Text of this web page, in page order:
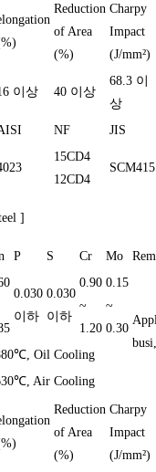
Reduction
of Area
(%)
Charpy
Impact
(J/mm²)
이상 40 이상
68.3 이
상
NF
JIS
15CD4
12CD4
SCM415
]
P S Cr Mo
0.030
이하
0.030
이하
0.90
~
1.20
0.15
~
0.30
Oil Cooling
Air Cooling
Reduction
of Area
(%)
Charpy
Impact
(J/mm²)